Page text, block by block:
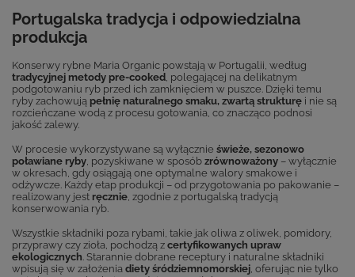
Portugalska tradycja i odpowiedzialna
produkcja
Konserwy rybne Maria Organic powstają w Portugalii, według
tradycyjnej metody pre-cooked, polegającej na delikatnym
podgotowaniu ryb przed ich zamknięciem w puszce. Dzięki temu
ryby zachowują pełnię naturalnego smaku, zwartą strukturę i nie są
rozcieńczane wodą z procesu gotowania, co znacząco podnosi
jakość zalewy.
W procesie wykorzystywane są wyłącznie świeże, sezonowo
poławiane ryby, pozyskiwane w sposób zrównoważony – wyłącznie
w okresach, gdy osiągają one optymalne walory smakowe i
odżywcze. Każdy etap produkcji – od przygotowania po pakowanie –
realizowany jest ręcznie, zgodnie z portugalską tradycją
konserwowania ryb.
Wszystkie składniki poza rybami, takie jak oliwa z oliwek, pomidory,
przyprawy czy zioła, pochodzą z certyfikowanych upraw
ekologicznych. Starannie dobrane receptury i naturalne składniki
wpisują się w założenia diety śródziemnomorskiej, oferując nie tylko